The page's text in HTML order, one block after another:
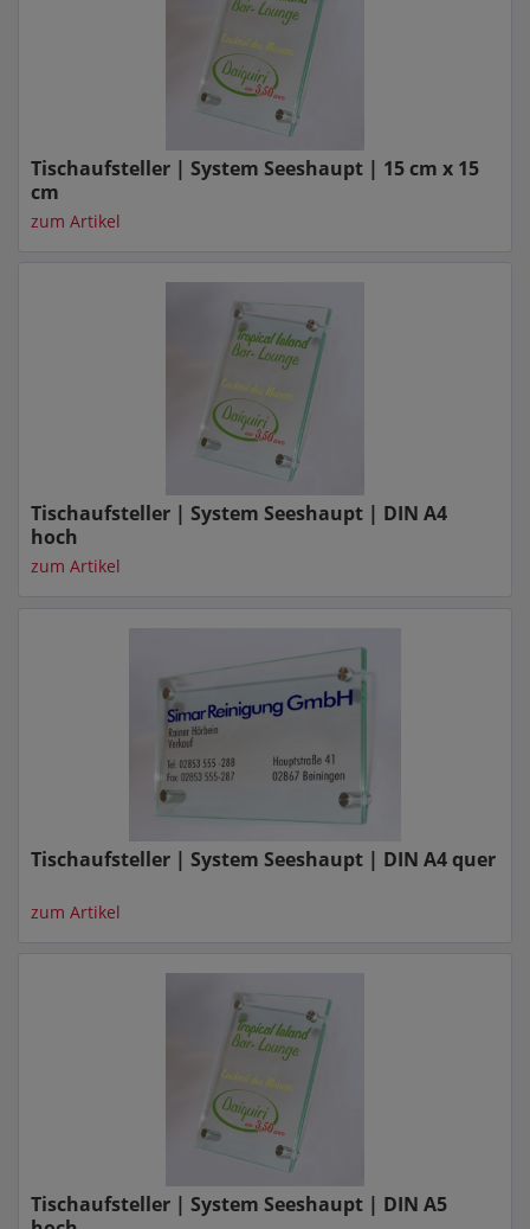
Tischaufsteller | System Seeshaupt | 15 cm x 15
cm
zum Artikel
Tischaufsteller | System Seeshaupt | DIN A4
hoch
zum Artikel
Tischaufsteller | System Seeshaupt | DIN A4 quer
zum Artikel
Tischaufsteller | System Seeshaupt | DIN A5